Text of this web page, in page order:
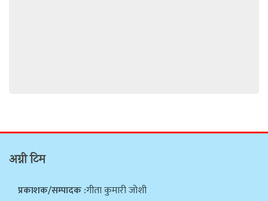
अग्नी टिम
प्रकाशक/सम्पादक :गीता कुमारी जोशी